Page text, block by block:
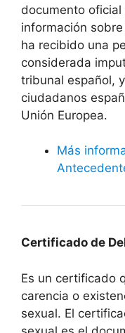
documento
información
ha recibido una
considerada
tribunal español,
ciudadanos
Unión Europea.
Más
Certificado de
Es un certificado
carencia o
sexual. El